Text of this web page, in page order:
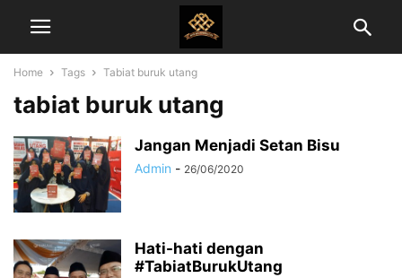
Home Tags Tabiat buruk utang
tabiat buruk utang
Jangan Menjadi Setan Bisu
Admin - 26/06/2020
Hati-hati dengan
#TabiatBurukUtang